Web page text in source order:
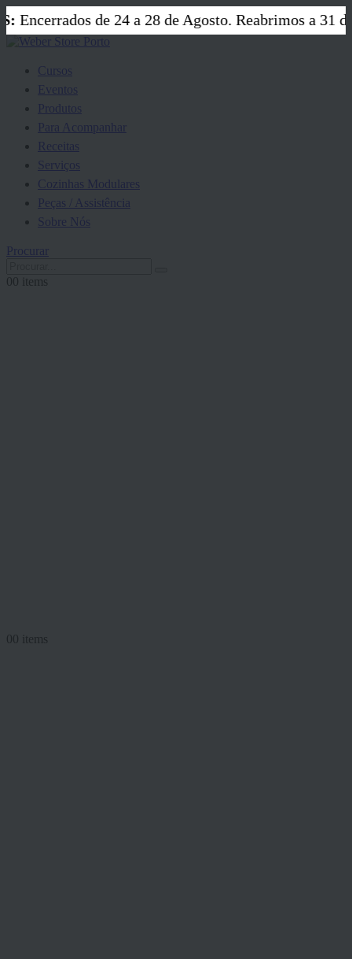
de 24 a 28 de Agosto. Reabrimos a 31 de
Cursos
Eventos
Produtos
Para Acompanhar
Receitas
Serviços
Cozinhas Modulares
Peças / Assistência
Sobre Nós
Procurar
00 items
00 items